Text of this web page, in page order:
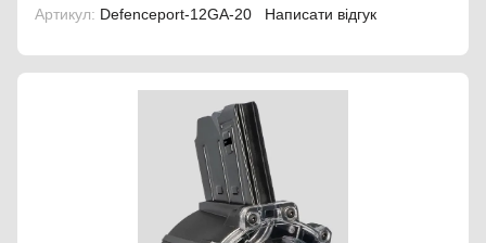
Артикул: Defenceport-12GA-20 Написати відгук